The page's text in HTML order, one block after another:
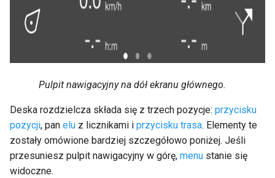
Panele
Panel turystyczny
wysokościomierz i
kierunkomierz
Miernik odległości trasy
Zapis timer
Pulpit nawigacyjny na dół ekranu głównego.
Deska rozdzielcza składa się z trzech pozycje: przycisku
pozycji, pan elu z licznikami i przycisku trasa. Elementy te
zostały omówione bardziej szczegółowo poniżej. Jeśli
przesuniesz pulpit nawigacyjny w górę, menu stanie się
widoczne.